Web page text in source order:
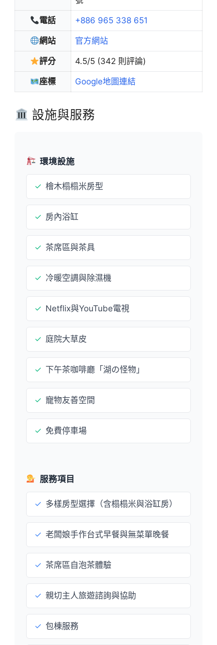
電話 +886 965 338 651
網站 官方網站
評分 4.5/5 (342 則評論)
座標 Google地圖連結
設施與服務
環境設施
✓ 檜木榻榻米房型
✓ 房內浴缸
✓ 茶席區與茶具
✓ 冷暖空調與除濕機
✓ Netflix與YouTube電視
✓ 庭院大草皮
✓ 下午茶咖啡廳「湖の怪物」
✓ 寵物友善空間
✓ 免費停車場
服務項目
✓ 多樣房型選擇（含榻榻米與浴缸房）
✓ 老闆娘手作台式早餐與無菜單晚餐
✓ 茶席區自泡茶體驗
✓ 親切主人旅遊諮詢與協助
✓ 包棟服務